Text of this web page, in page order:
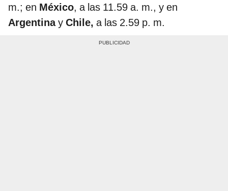
m.; en México, a las 11.59 a. m., y en
Argentinay Chile, a las 2.59 p. m.